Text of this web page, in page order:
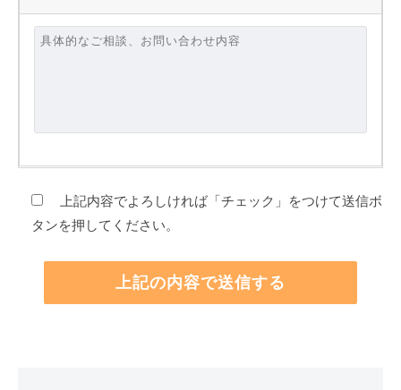
上記内容でよろしければ「チェック」をつけて送信ボ
タンを押してください。